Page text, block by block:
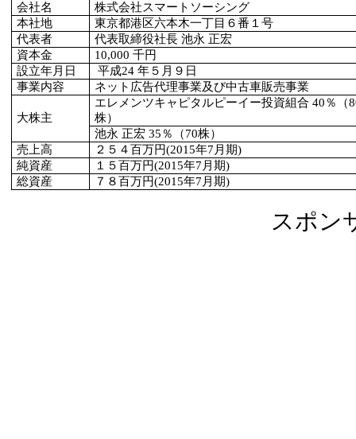
会社名
株式会社スマートソーシング
本社地
東京都港区六本木一丁目６番１号
代表者
代表取締役社長 池永 正宏
資本金
10,000千円
設立年月日
平成24 年５月９日
事業内容
ネット広告代理事業及び中古車販売事業
大株主
エレメンツキャピタルピーイー投資組合 40％（
株）
池永 正宏 35％（70株）
売上高
２５４百万円(2015年7月期)
純資産
１５百万円(2015年7月期)
総資産
７８百万円(2015年7月期)
スポン